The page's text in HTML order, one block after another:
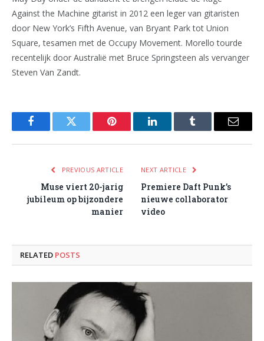
Against the Machine gitarist in 2012 een leger van gitaristen
door New York’s Fifth Avenue, van Bryant Park tot Union
Square, tesamen met de Occupy Movement. Morello tourde
recentelijk door Australië met Bruce Springsteen als vervanger
Steven Van Zandt.
FacebookTwitter Pinterest LinkedInTumblr Email
PREVIOUS ARTICLE
Muse viert 20-jarig
jubileum op bijzondere
manier
NEXT ARTICLE
Premiere Daft Punk’s
nieuwe collaborator
video
RELATED POSTS